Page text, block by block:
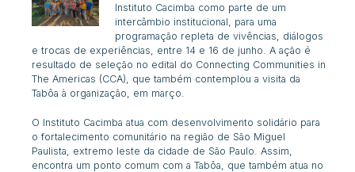
Instituto Cacimba como parte de um
intercâmbio institucional, para uma
programação repleta de vivências, diálogos
e trocas de experiências, entre 14 e 16 de junho. A ação é
resultado de seleção no edital do Connecting Communities in
The Americas (CCA), que também contemplou a visita da
Tabôa à organização, em março.
O Instituto Cacimba atua com desenvolvimento solidário para
o fortalecimento comunitário na região de São Miguel
Paulista, extremo leste da cidade de São Paulo. Assim,
encontra um ponto comum com a Tabôa, que também atua no